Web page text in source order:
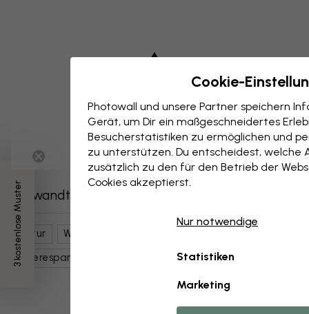
Verwandte Kategorien
Natur Wolken
Meerespanoramen
Blau
3 kostenlose Muster
Cookie-
Photowall und unsere Partner speichern
Gerät, um Dir ein maßgeschneidertes
Besucherstatistiken zu ermöglichen und
zu unterstützen. Du entscheidest, welche
zusätzlich zu den für den Betrieb der
Cookies akzeptierst.
Nur notwendige
Statistiken
Marketing